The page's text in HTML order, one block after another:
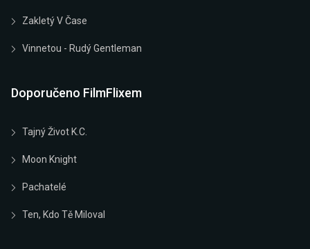
Zakletý V Čase
Vinnetou - Rudý Gentleman
Doporučeno FilmFlixem
Tajný Život K.C.
Moon Knight
Pachatelé
Ten, Kdo Tě Miloval